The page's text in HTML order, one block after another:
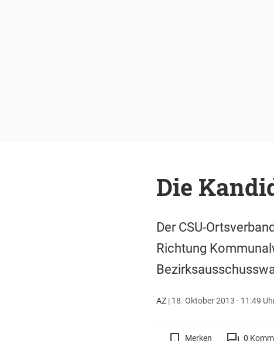
Die
Der CSU-
Richtung
AZ| 18. Oktober 2013 - 11:49
Merken 0